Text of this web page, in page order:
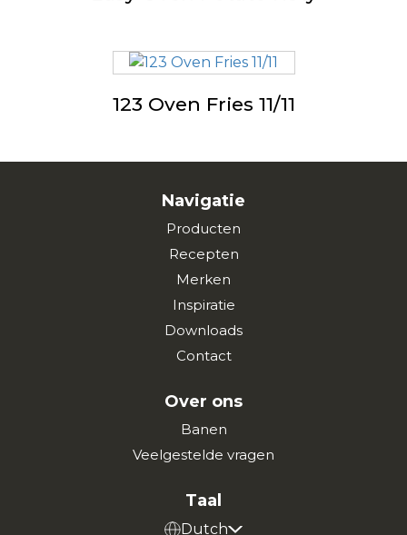
123 Oven Fries 11/11
Navigatie
Producten
Recepten
Merken
Inspiratie
Downloads
Contact
Over ons
Banen
Veelgestelde vragen
Taal
Dutch